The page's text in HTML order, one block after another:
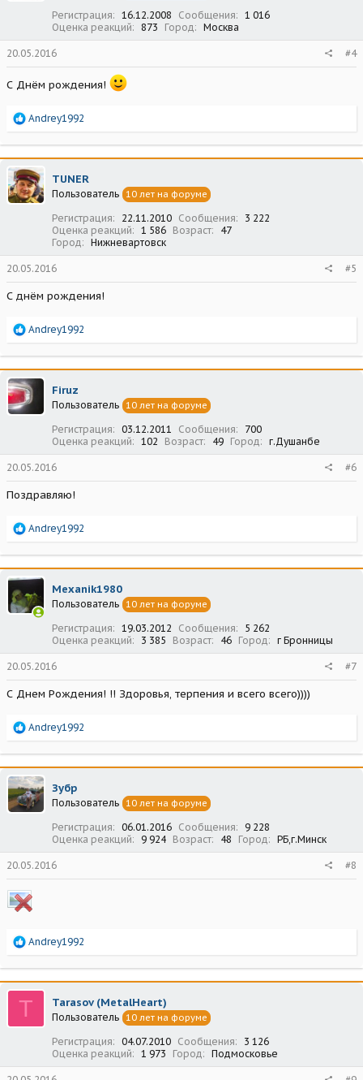
Регистрация 16.12.2008 Сообщения
1 016
Оценка реакций
873 Город Москва
20.05.2016 #4
С Днём рождения!
Р
а
к
ц
и
и
Andrey1992
TUNER
Пользователь 10 лет на форуме
Регистрация 22.11.2010 Сообщения
3 222
Оценка реакций
1 586 Возраст
47
Город
Нижневартовск
20.05.2016 #5
С днём рождения!
Р
а
к
ц
и
и
Andrey1992
Firuz
Пользователь 10 лет на форуме
Регистрация 03.12.2011 Сообщения
700
Оценка реакций
102 Возраст 49 Город г.Душанбе
20.05.2016 #6
Поздравляю!
Р
а
к
ц
и
и
Andrey1992
Mexanik1980
Пользователь 10 лет на форуме
Регистрация 19.03.2012 Сообщения
5 262
Оценка реакций
3 385 Возраст 46 Город г Бронницы
20.05.2016 #7
С Днем Рождения! !! Здоровья, терпения и всего всего))))
Р
а
к
ц
и
и
Andrey1992
Зубр
Пользователь 10 лет на форуме
Регистрация 06.01.2016 Сообщения
9 228
Оценка реакций
9 924 Возраст 48 Город РБ,г.Минск
20.05.2016 #8
Р
а
к
ц
и
Andrey1992
T Tarasov (MetalHeart)
Пользователь 10 лет на форуме
Регистрация 04.07.2010 Сообщения
3 126
Оценка реакций
1 973 Город Подмосковье